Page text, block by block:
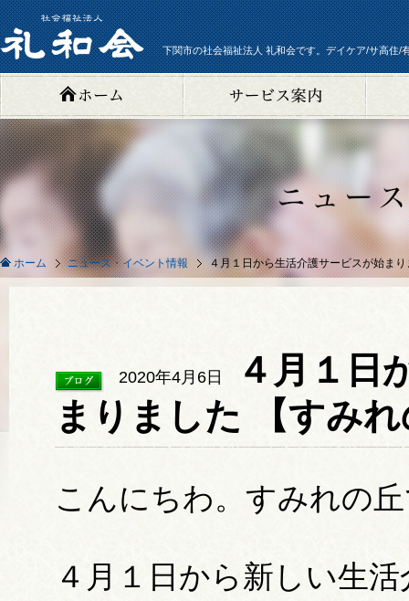
下関市の社会福祉法人 礼和会です。デイケア/サ高住/
ホーム ニュース・イベント情報 ４月１日から生活介護サービスが始まり
2020年4月6日
４月１日
まりました 【すみ
こんにちわ。すみれの
４月１日から新しい生